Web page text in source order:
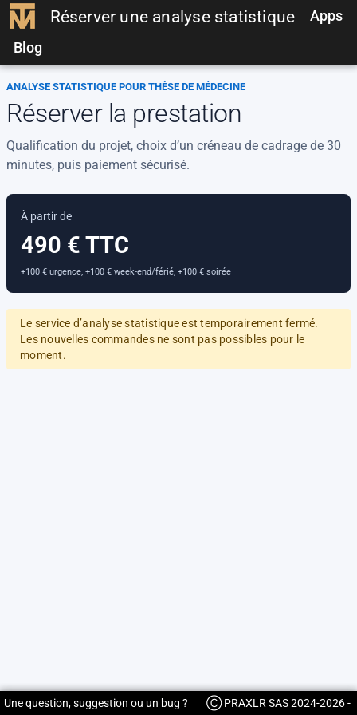
Réserver une analyse statistique
Apps
Blog
ANALYSE STATISTIQUE POUR THÈSE DE MÉDECINE
Réserver la prestation
Qualification du projet, choix d’un créneau de cadrage de 30
minutes, puis paiement sécurisé.
À partir de
490 € TTC
+100 € urgence, +100 € week-end/férié, +100 € soirée
Le service d’analyse statistique est temporairement fermé.
Les nouvelles commandes ne sont pas possibles pour le
moment.
Une question, suggestion ou un bug ?
Ⓒ PRAXLR SAS 2024-2026 -